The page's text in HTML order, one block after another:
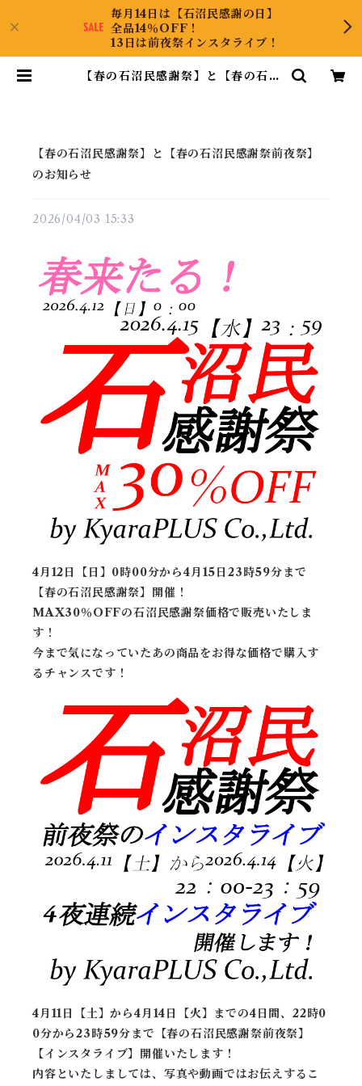
毎月14日は【石沼民感謝の日】
全品14％OFF！
13日は前夜祭インスタライブ！
【春の石沼民感謝祭】と【春の石沼
【春の石沼民感謝祭】と【春の石沼民感謝祭前夜祭】
のお知らせ
2026/04/03 15:33
4月12日【日】0時00分から4月15日23時59分まで
【春の石沼民感謝祭】 開催！
MAX30％OFFの石沼民感謝祭価格で販売いたしま
す！
今まで気になっていたあの商品をお得な価格で購入す
るチャンスです！
4月11日【土】から4月14日【火】までの4日間、22時0
0分から23時59分まで【春の石沼民感謝祭前夜祭】
【インスタライブ】開催いたします！
内容といたしましては、写真や動画ではお伝えするこ